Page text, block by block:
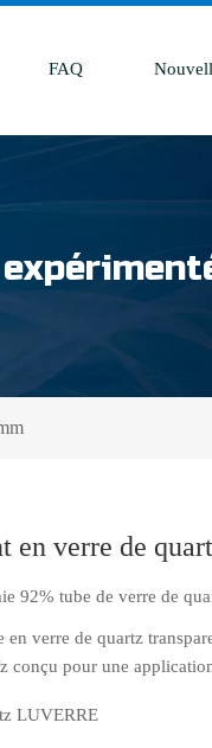
FAQ
en verre de
92% tube de verre de
en verre de quartz
conçu pour une
LUVERRE